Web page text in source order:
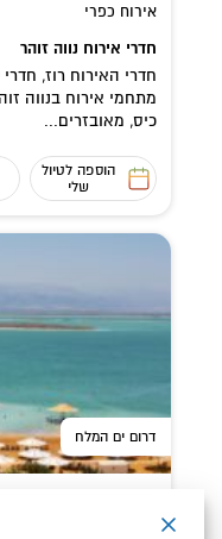
אירוח כפרי
חדרי אירוח נווה זוהר
חדרי האירוח רוז,
מתחמי אירוח בנווה
כיס, מאובזרים...
הוספה לטיול
שלי
דרום ים המלח